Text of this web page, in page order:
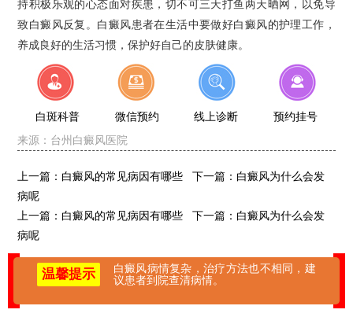
持积极乐观的心态面对疾患，切不可三天打鱼两天晒网，以免导
致白癜风反复。白癜风患者在生活中要做好白癜风的护理工作，
养成良好的生活习惯，保护好自己的皮肤健康。
白斑科普 微信预约 线上诊断
预约挂号
来源： 台州白癜风医院
上一篇： 白癜风的常见病因有哪些 下一篇： 白癜风为什么会发
病呢
上一篇： 白癜风的常见病因有哪些 下一篇： 白癜风为什么会发
病呢
温馨提示
白癜风病情复杂，治疗方法也不相同，建
议患者到院查清病情。